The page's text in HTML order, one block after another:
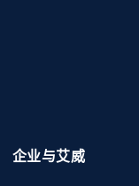
企业与艾威